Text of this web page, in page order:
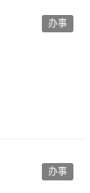
办事
办事